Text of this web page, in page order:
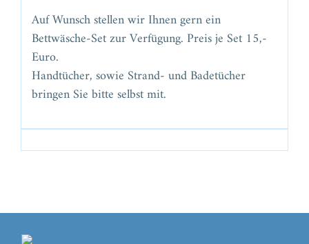
Auf Wunsch stellen wir Ihnen gern ein
Bettwäsche-Set zur Verfügung. Preis je Set 15,-
Euro.
Handtücher, sowie Strand- und Badetücher
bringen Sie bitte selbst mit.